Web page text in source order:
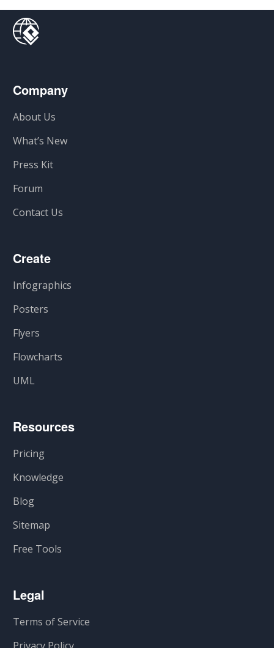
Company
About Us
What’s New
Press Kit
Forum
Contact Us
Create
Infographics
Posters
Flyers
Flowcharts
UML
Resources
Pricing
Knowledge
Blog
Sitemap
Free Tools
Legal
Terms of Service